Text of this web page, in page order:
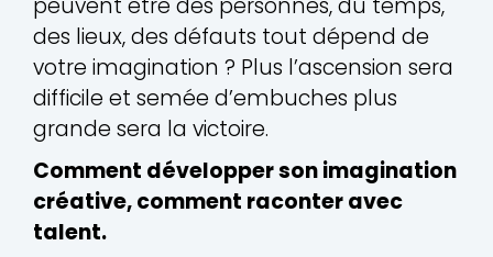
des lieux, des défauts tout dépend de
votre imagination ? Plus l’ascension sera
difficile et semée d’embuches plus
grande sera la victoire.
Comment développer son imagination
créative, comment raconter avec
talent.